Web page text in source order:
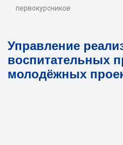
первокурсников
Управление
воспитательных
молодёжных